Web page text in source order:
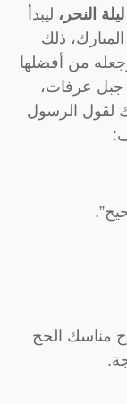
النحر، ليبدأ
ذلك
من أفضلها
جبل عرفات،
لقول الرسول
مناسك الحج